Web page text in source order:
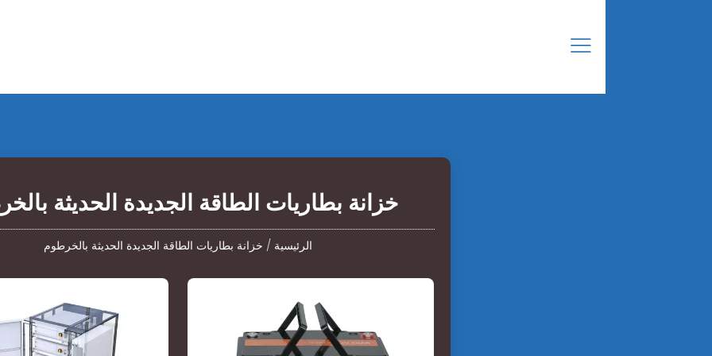
خزانة بطاريات الطاقة الجديدة الحديثة
الرئيسية / خزانة بطاريات الطاقة الجديدة الحديثة بالخرطوم